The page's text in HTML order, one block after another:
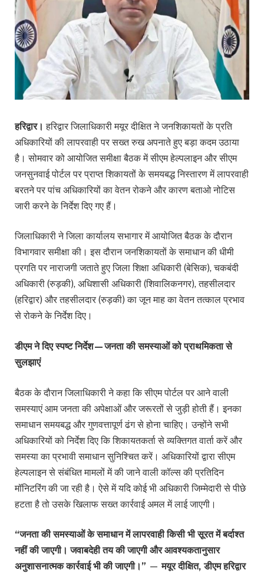
हरिद्वार।हरिद्वार जिलाधिकारी मयूर दीक्षित ने जनशिकायतों के प्रति
अधिकारियों की लापरवाही पर सख्त रुख अपनाते हुए बड़ा कदम उठाया
है। सोमवार को आयोजित समीक्षा बैठक में सीएम हेल्पलाइन और सीएम
जनसुनवाई पोर्टल पर प्राप्त शिकायतों के समयबद्ध निस्तारण में लापरवाही
बरतने पर पांच अधिकारियों का वेतन रोकने और कारण बताओ नोटिस
जारी करने के निर्देश दिए गए हैं।
जिलाधिकारी ने जिला कार्यालय सभागार में आयोजित बैठक के दौरान
विभागवार समीक्षा की। इस दौरान जनशिकायतों के समाधान की धीमी
प्रगति पर नाराजगी जताते हुए जिला शिक्षा अधिकारी (बेसिक), चकबंदी
अधिकारी (रुड़की), अधिशासी अधिकारी (शिवालिकनगर), तहसीलदार
(हरिद्वार) और तहसीलदार (रुड़की) का जून माह का वेतन तत्काल प्रभाव
से रोकने के निर्देश दिए।
डीएम ने दिए स्पष्ट निर्देश—जनता की समस्याओं को प्राथमिकता से
सुलझाएं
बैठक के दौरान जिलाधिकारी ने कहा कि सीएम पोर्टल पर आने वाली
समस्याएं आम जनता की अपेक्षाओं और जरूरतों से जुड़ी होती हैं। इनका
समाधान समयबद्ध और गुणवत्तापूर्ण ढंग से होना चाहिए। उन्होंने सभी
अधिकारियों को निर्देश दिए कि शिकायतकर्ता से व्यक्तिगत वार्ता करें और
समस्या का प्रभावी समाधान सुनिश्चित करें। अधिकारियों द्वारा सीएम
हेल्पलाइन से संबंधित मामलों में की जाने वाली कॉल्स की प्रतिदिन
मॉनिटरिंग की जा रही है। ऐसे में यदि कोई भी अधिकारी जिम्मेदारी से पीछे
हटता है तो उसके खिलाफ सख्त कार्रवाई अमल में लाई जाएगी।
“जनता की समस्याओं के समाधान में लापरवाही किसी भी सूरत में बर्दाश्त
नहीं की जाएगी। जवाबदेही तय की जाएगी और आवश्यकतानुसार
अनुशासनात्मक कार्रवाई भी की जाएगी।” —मयूर दीक्षित, डीएम हरिद्वार